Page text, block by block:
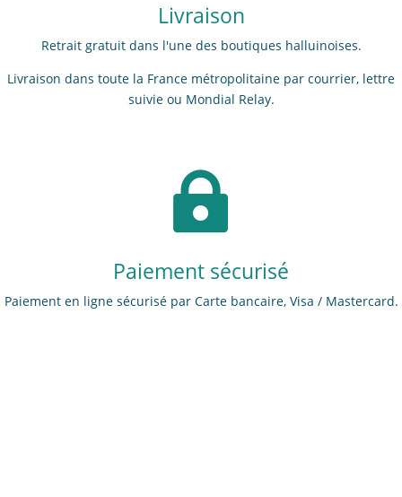
Livraison
Retrait gratuit dans l'une des boutiques halluinoises.
Livraison dans toute la France métropolitaine par courrier, lettre
suivie ou Mondial Relay.

Paiement sécurisé
Paiement en ligne sécurisé par Carte bancaire, Visa / Mastercard.